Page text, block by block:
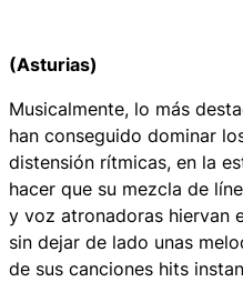
(Asturias)
Musicalmente, lo más
han conseguido dominar
distensión rítmicas, en la
hacer que su mezcla de
y voz atronadoras hiervan
sin dejar de lado unas
de sus canciones hits